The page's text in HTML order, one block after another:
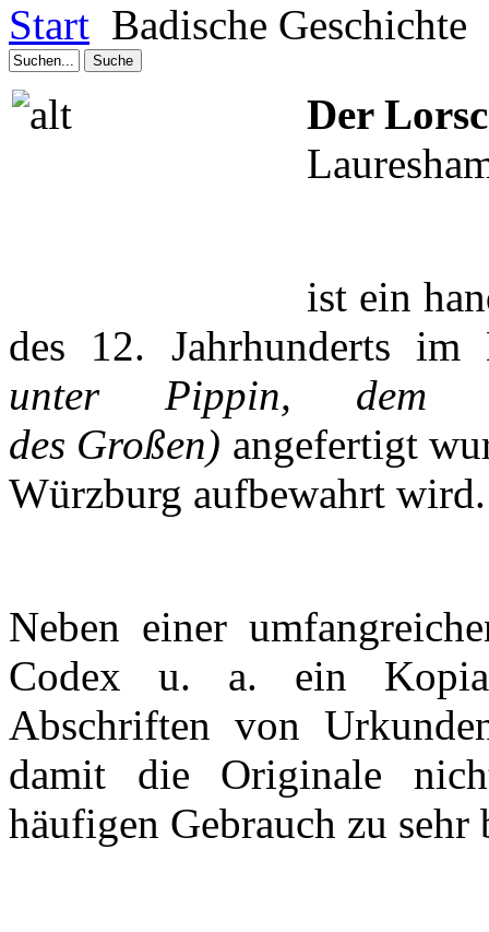
Start Badische Geschichte
Der
ist ein
des 12. Jahrhunderts
unter Pippin, dem
des Großen) angefertigt
Würzburg aufbewahrt wird.
Neben einer
Codex u. a. ein
Abschriften von
damit die Originale
häufigen Gebrauch zu sehr